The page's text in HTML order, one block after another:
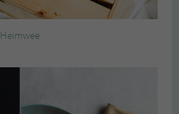
Heimwee